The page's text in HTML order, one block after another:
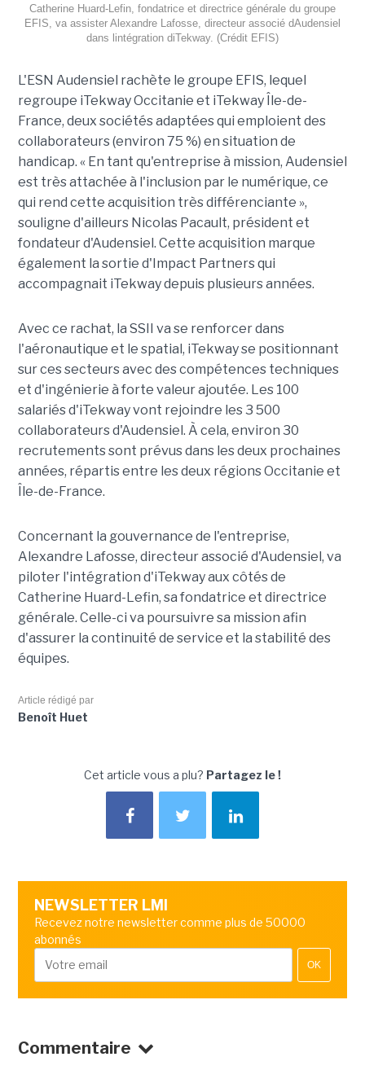
Catherine Huard-Lefin, fondatrice et directrice générale du groupe
EFIS, va assister Alexandre Lafosse, directeur associé dAudensiel
dans lintégration diTekway. (Crédit EFIS)
L'ESN Audensiel rachète le groupe EFIS, lequel
regroupe iTekway Occitanie et iTekway Île-de-
France, deux sociétés adaptées qui emploient des
collaborateurs (environ 75 %) en situation de
handicap. « En tant qu'entreprise à mission, Audensiel
est très attachée à l'inclusion par le numérique, ce
qui rend cette acquisition très différenciante »,
souligne d'ailleurs Nicolas Pacault, président et
fondateur d'Audensiel. Cette acquisition marque
également la sortie d'Impact Partners qui
accompagnait iTekway depuis plusieurs années.
Avec ce rachat, la SSII va se renforcer dans
l'aéronautique et le spatial, iTekway se positionnant
sur ces secteurs avec des compétences techniques
et d'ingénierie à forte valeur ajoutée. Les 100
salariés d'iTekway vont rejoindre les 3 500
collaborateurs d'Audensiel. À cela, environ 30
recrutements sont prévus dans les deux prochaines
années, répartis entre les deux régions Occitanie et
Île-de-France.
Concernant la gouvernance de l'entreprise,
Alexandre Lafosse, directeur associé d'Audensiel, va
piloter l'intégration d'iTekway aux côtés de
Catherine Huard-Lefin, sa fondatrice et directrice
générale. Celle-ci va poursuivre sa mission afin
d'assurer la continuité de service et la stabilité des
équipes.
Article rédigé par
Benoît Huet
Cet article vous a plu? Partagez le !
NEWSLETTER LMI
Recevez notre newsletter comme plus de 50000
abonnés
OK
Commentaire